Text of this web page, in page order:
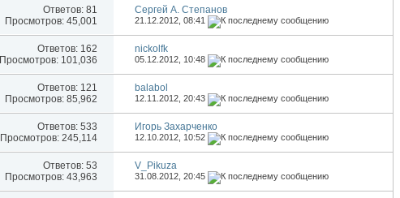
Ответов: 81
Просмотров: 45,001
Сергей А. Степанов
21.12.2012,08:41
Ответов: 162
Просмотров: 101,036
nickolfk
05.12.2012, 10:48
Ответов: 121
Просмотров: 85,962
balabol
12.11.2012,20:43
Ответов: 533
Просмотров: 245,114
Игорь Захарченко
12.10.2012, 10:52
Ответов: 53
Просмотров: 43,963
V_Pikuza
31.08.2012,20:45